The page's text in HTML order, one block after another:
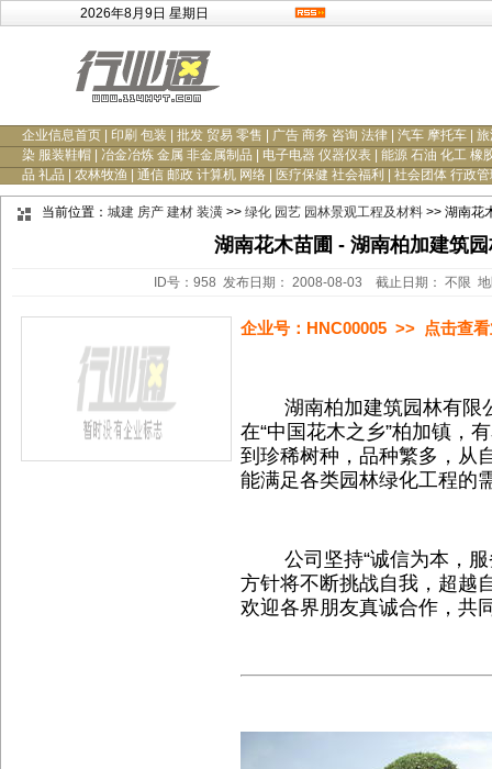
2026年8月9日 星期日
企业信息首页 印刷 包装 批发 贸易 零售 广告 商务 咨询 法律 汽车 摩托车
旅
染 服装鞋帽
冶金冶炼 金属 非金属制品 电子电器 仪器仪表
能源 石油 化工 橡
品 礼品
农林牧渔 通信 邮政 计算机 网络 医疗保健 社会福利 社会团体 行政
当前位置： 城建 房产 建材 装潢 >> 绿化 园艺 园林景观工程及材料 >> 湖南花
湖南花木苗圃 - 湖南柏加建筑
ID号：958 发布日期： 2008-08-03 截止日期： 不限
企业号：HNC00005 >> 点击查
湖南柏加建筑园林有限
在“中国花木之乡”柏加镇，
到珍稀树种，品种繁多，从
能满足各类园林绿化工程的
公司坚持“诚信为本，服
方针将不断挑战自我，超越
欢迎各界朋友真诚合作，共